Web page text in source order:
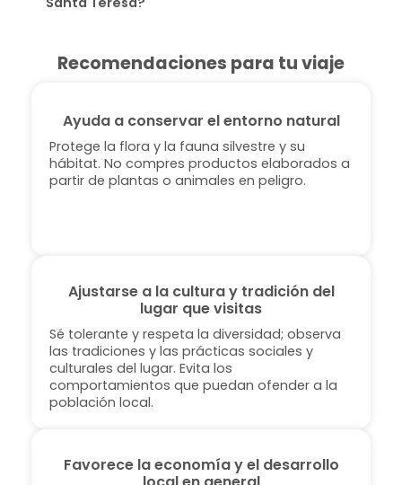
Recomendaciones para tu viaje
Ayuda a conservar el entorno natural
Protege la flora y la fauna silvestre y su
hábitat. No compres productos elaborados a
partir de plantas o animales en peligro.
Ajustarse a la cultura y tradición del
lugar que visitas
Sé tolerante y respeta la diversidad; observa
las tradiciones y las prácticas sociales y
culturales del lugar. Evita los
comportamientos que puedan ofender a la
población local.
Favorece la economía y el desarrollo